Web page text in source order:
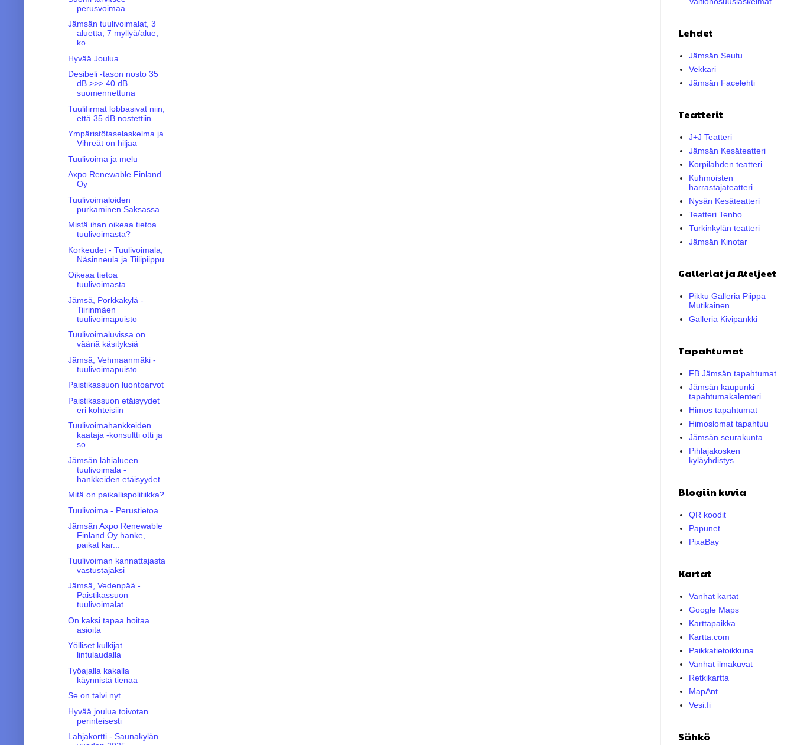
perusvoimaa
Jämsän tuulivoimalat, 3
aluetta, 7 myllyä/alue,
ko...
Hyvää Joulua
Desibeli -tason nosto 35
dB >>> 40 dB
suomennettuna
Tuulifirmat lobbasivat niin,
että 35 dB nostettiin...
Ympäristötaselaskelma ja
Vihreät on hiljaa
Tuulivoima ja melu
Axpo Renewable Finland
Oy
Tuulivoimaloiden
purkaminen Saksassa
Mistä ihan oikeaa tietoa
tuulivoimasta?
Korkeudet - Tuulivoimala,
Näsinneula ja Tiilipiippu
Oikeaa tietoa
tuulivoimasta
Jämsä, Porkkakylä -
Tiirinmäen
tuulivoimapuisto
Tuulivoimaluvissa on
vääriä käsityksiä
Jämsä, Vehmaanmäki -
tuulivoimapuisto
Paistikassuon luontoarvot
Paistikassuon etäisyydet
eri kohteisiin
Tuulivoimahankkeiden
kaataja -konsultti otti ja
so...
Jämsän lähialueen
tuulivoimala -
hankkeiden etäisyydet
Mitä on paikallispolitiikka?
Tuulivoima - Perustietoa
Jämsän Axpo Renewable
Finland Oy hanke,
paikat kar...
Tuulivoiman kannattajasta
vastustajaksi
Jämsä, Vedenpää -
Paistikassuon
tuulivoimalat
On kaksi tapaa hoitaa
asioita
Yölliset kulkijat
lintulaudalla
Työajalla kakalla
käynnistä tienaa
Se on talvi nyt
Hyvää joulua toivotan
perinteisesti
Lahjakortti - Saunakylän
Lehdet
Jämsän Seutu
Vekkari
Jämsän Facelehti
Teatterit
J+J Teatteri
Jämsän Kesäteatteri
Korpilahden teatteri
Kuhmoisten
harrastajateatteri
Nysän Kesäteatteri
Teatteri Tenho
Turkinkylän teatteri
Jämsän Kinotar
Galleriat ja Ateljeet
Pikku Galleria Piippa
Mutikainen
Galleria Kivipankki
Tapahtumat
FB Jämsän tapahtumat
Jämsän kaupunki
tapahtumakalenteri
Himos tapahtumat
Himoslomat tapahtuu
Jämsän seurakunta
Pihlajakosken
kyläyhdistys
Blogiin kuvia
QR koodit
Papunet
PixaBay
Kartat
Vanhat kartat
Google Maps
Karttapaikka
Kartta.com
Paikkatietoikkuna
Vanhat ilmakuvat
Retkikartta
MapAnt
Vesi.fi
Sähkö